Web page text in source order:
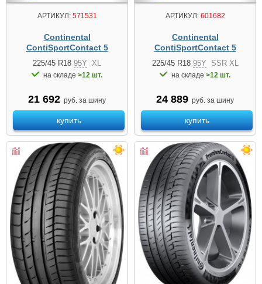
АРТИКУЛ:571531
Continental
ContiSportContact 5
225/45 R18 95Y XL
на складе >12 шт.
21 692 руб. за шину
купить
АРТИКУЛ:601682
Continental
ContiSportContact 5
225/45 R18 95Y SSR XL
на складе >12 шт.
24 889 руб. за шину
купить